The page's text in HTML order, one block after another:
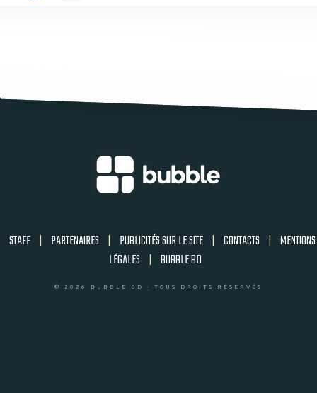
STAFF | PARTENAIRES | PUBLICITÉS SUR LE SITE | CONTACTS | MENTIONS
LÉGALES | BUBBLE BD
© 2026 BUBBLE BD - TOUS DROITS RÉSERVÉS